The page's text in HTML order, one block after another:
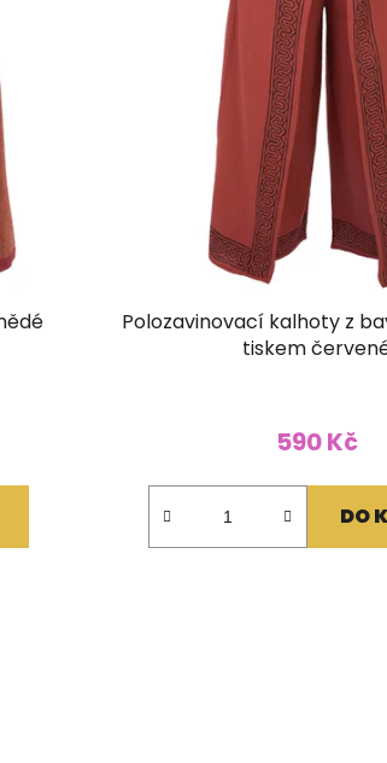
Polozavinovací kalhoty z
tiskem
590 Kč
DO